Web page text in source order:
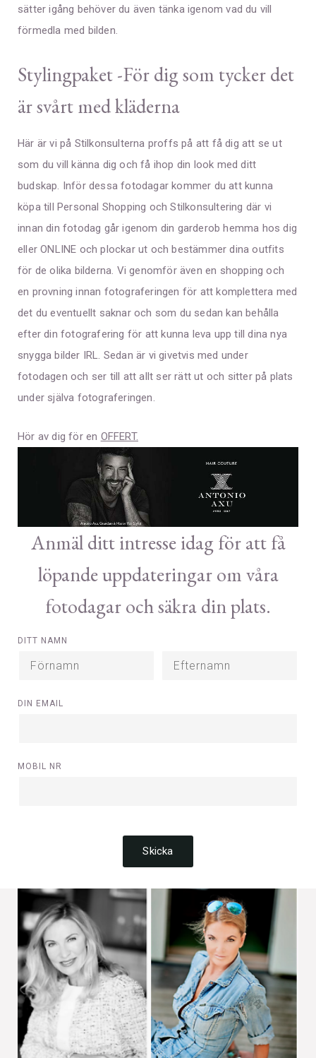
sätter igång behöver du även tänka igenom vad du vill
förmedla med bilden.
Stylingpaket -För dig som tycker det
är svårt med kläderna
Här är vi på Stilkonsulterna proffs på att få dig att se ut
som du vill känna dig och få ihop din look med ditt
budskap. Inför dessa fotodagar kommer du att kunna
köpa till Personal Shopping och Stilkonsultering där vi
innan din fotodag går igenom din garderob hemma hos dig
eller ONLINE och plockar ut och bestämmer dina outfits
för de olika bilderna. Vi genomför även en shopping och
en provning innan fotograferingen för att komplettera med
det du eventuellt saknar och som du sedan kan behålla
efter din fotografering för att kunna leva upp till dina nya
snygga bilder IRL. Sedan är vi givetvis med under
fotodagen och ser till att allt ser rätt ut och sitter på plats
under själva fotograferingen.
Hör av dig för en OFFERT.
Anmäl ditt intresse idag för att få
löpande uppdateringar om våra
fotodagar och säkra din plats.
DITT NAMN
DIN EMAIL
MOBIL NR